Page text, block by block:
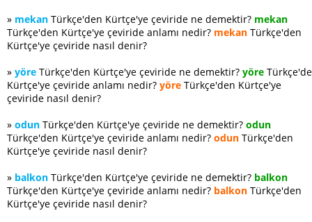
» mekan Türkçe'den Kürtçe'ye çeviride ne demektir? mekan
Türkçe'den Kürtçe'ye çeviride anlamı nedir? mekan Türkçe'den
Kürtçe'ye çeviride nasıl denir?
» yöre Türkçe'den Kürtçe'ye çeviride ne demektir? yöre
Kürtçe'ye çeviride anlamı nedir? yöre Türkçe'den Kürtçe'ye
çeviride nasıl denir?
» odun Türkçe'den Kürtçe'ye çeviride ne demektir? odun
Türkçe'den Kürtçe'ye çeviride anlamı nedir? odun Türkçe'den
Kürtçe'ye çeviride nasıl denir?
» balkon Türkçe'den Kürtçe'ye çeviride ne demektir? balkon
Türkçe'den Kürtçe'ye çeviride anlamı nedir? balkon Türkçe'den
Kürtçe'ye çeviride nasıl denir?